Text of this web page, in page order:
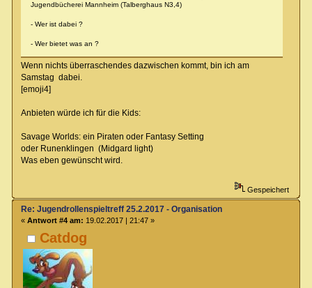
Jugendbücherei Mannheim (Talberghaus N3,4)
- Wer ist dabei ?
- Wer bietet was an ?
Wenn nichts überraschendes dazwischen kommt, bin ich am
Samstag dabei.
[emoji4]
Anbieten würde ich für die Kids:
Savage Worlds: ein Piraten oder Fantasy Setting
oder Runenklingen (Midgard light)
Was eben gewünscht wird.
Gespeichert
Catdog
Re: Jugendrollenspieltreff 25.2.2017 - Organisation
« Antwort #4 am: 19.02.2017 | 21:47 »